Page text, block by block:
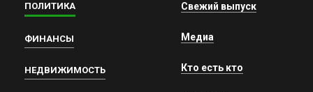
ПОЛИТИКА
ФИНАНСЫ
НЕДВИЖИМОСТЬ
Свежий выпуск
Медиа
Кто есть кто